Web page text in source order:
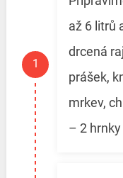
až 6 litrů
drcená
prášek,
mrkev,
– 2